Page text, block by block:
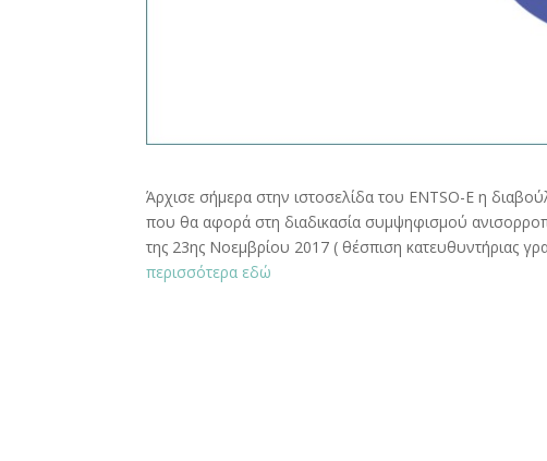
Άρχισε σήμερα στην ιστοσελίδα του ENTSO-E η
που θα αφορά στη διαδικασία συμψηφισμού
της 23ης Νοεμβρίου 2017 ( θέσπιση κατευθυντήριας
περισσότερα εδώ